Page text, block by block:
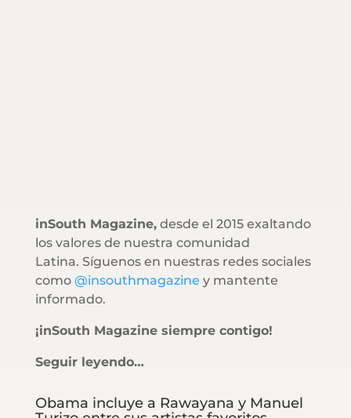
inSouth Magazine,desde el 2015 exaltando
los valores de nuestra comunidad
Latina. Síguenos en nuestras redes sociales
como @insouthmagazine y mantente
informado.
¡inSouth Magazine siempre contigo!
Seguir leyendo…
Obama incluye a Rawayana y Manuel